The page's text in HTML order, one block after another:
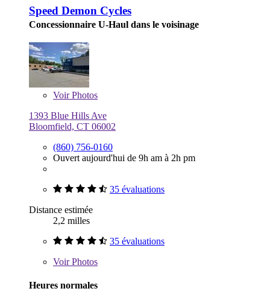
Speed Demon Cycles
Concessionnaire U-Haul dans le voisinage
VoirPhotos
1393 Blue Hills Ave
Bloomfield, CT 06002
(860) 756-0160
Ouvert aujourd'hui de 9h am à 2h pm
35 évaluations
Distance estimée
2,2 milles
35 évaluations
VoirPhotos
Heures normales